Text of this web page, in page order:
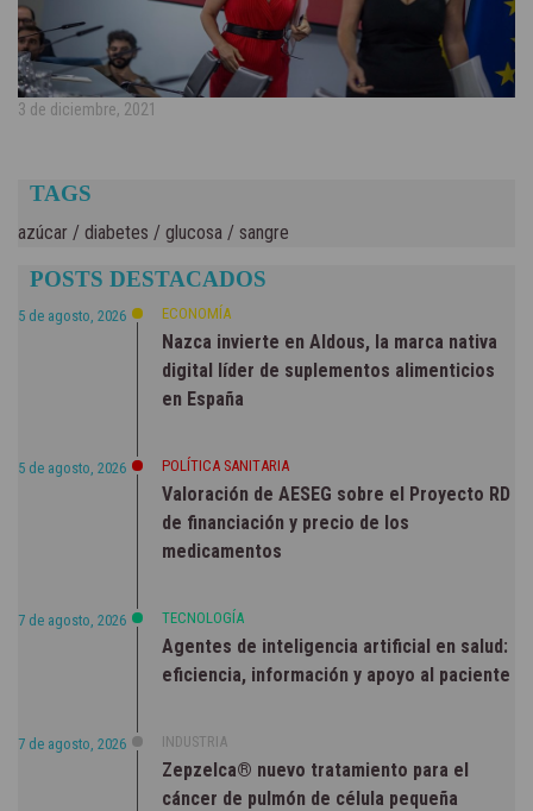
3 de diciembre, 2021
TAGS
azúcar / diabetes / glucosa / sangre
POSTS DESTACADOS
5 de agosto, 2026 ECONOMÍA
Nazca invierte en Aldous, la marca nativa
digital líder de suplementos alimenticios
en España
5 de agosto, 2026 POLÍTICA SANITARIA
Valoración de AESEG sobre el Proyecto RD
de financiación y precio de los
medicamentos
7 de agosto, 2026 TECNOLOGÍA
Agentes de inteligencia artificial en salud:
eficiencia, información y apoyo al paciente
7 de agosto, 2026 INDUSTRIA
Zepzelca® nuevo tratamiento para el
cáncer de pulmón de célula pequeña